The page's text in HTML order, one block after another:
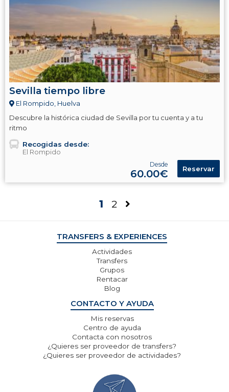
Sevilla tiempo libre
El Rompido, Huelva
Descubre la histórica ciudad de Sevilla por tu cuenta y a tu
ritmo
Recogidas desde:
El Rompido
Desde
60.00€ Reservar
1 2
TRANSFERS & EXPERIENCES
Actividades
Transfers
Grupos
Rentacar
Blog
CONTACTO Y AYUDA
Mis reservas
Centro de ayuda
Contacta con nosotros
¿Quieres ser proveedor de transfers?
¿Quieres ser proveedor de actividades?